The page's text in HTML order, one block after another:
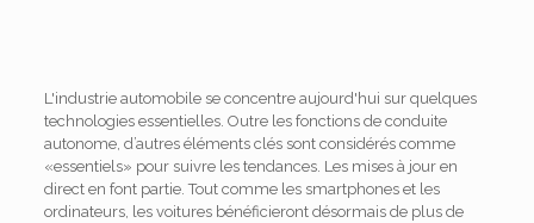
L'industrie automobile se concentre aujourd'hui sur quelques
technologies essentielles. Outre les fonctions de conduite
autonome, d’autres éléments clés sont considérés comme
«essentiels» pour suivre les tendances. Les mises à jour en
direct en font partie. Tout comme les smartphones et les
ordinateurs, les voitures bénéficieront désormais de plus de